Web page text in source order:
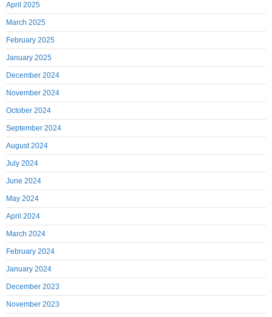
April 2025
March 2025
February 2025
January 2025
December 2024
November 2024
October 2024
September 2024
August 2024
July 2024
June 2024
May 2024
April 2024
March 2024
February 2024
January 2024
December 2023
November 2023